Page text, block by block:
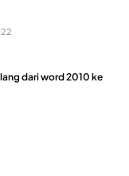
dari word 2010 ke